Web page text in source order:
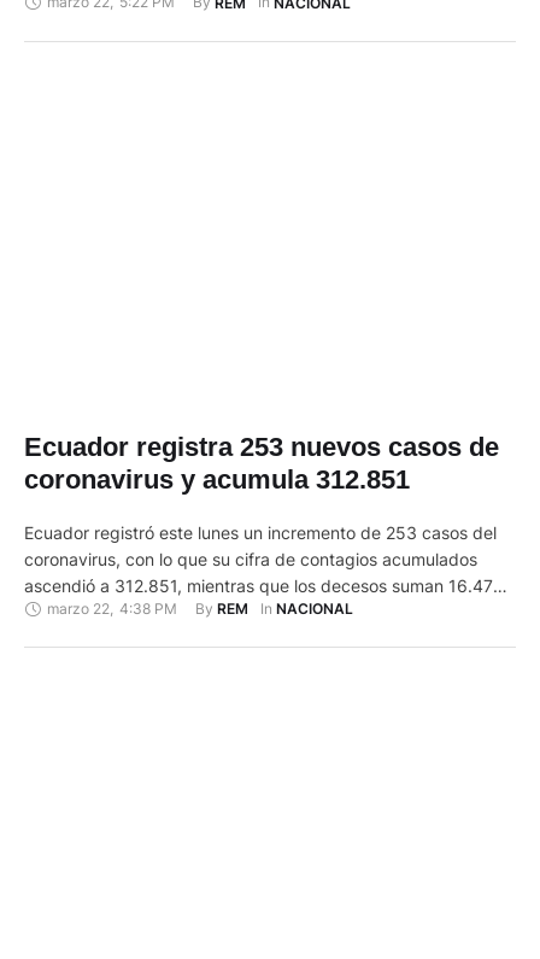
la primera que queda al frente de esa institución en este país.
Ecuador registra 253 nuevos casos de
coronavirus y acumula 312.851
Ecuador registró este lunes un incremento de 253 casos del
coronavirus, con lo que su cifra de contagios acumulados
ascendió a 312.851, mientras que los decesos suman 16.478,
informó el Ministerio de Salud Pública en su reporte diario. Los
marzo 22 4:38 PM By REM In NACIONAL